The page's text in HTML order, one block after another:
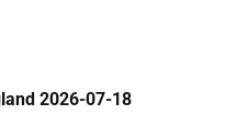
2026-07-18